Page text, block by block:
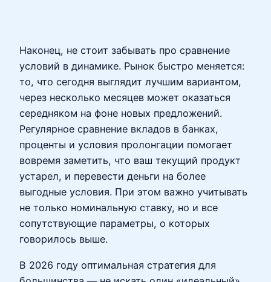
Наконец, не стоит забывать про сравнение
условий в динамике. Рынок быстро меняется:
то, что сегодня выглядит лучшим вариантом,
через несколько месяцев может оказаться
середняком на фоне новых предложений.
Регулярное сравнение вкладов в банках,
проценты и условия пролонгации помогает
вовремя заметить, что ваш текущий продукт
устарел, и перевести деньги на более
выгодные условия. При этом важно учитывать
не только номинальную ставку, но и все
сопутствующие параметры, о которых
говорилось выше.
В 2026 году оптимальная стратегия для